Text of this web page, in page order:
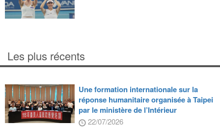
Les plus récents
Une formation internationale sur la
réponse humanitaire organisée à Taipei
par le ministère de l’Intérieur
22/07/2026